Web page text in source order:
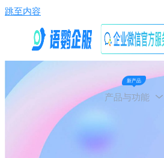
跳至内容
新产品
产品与功能